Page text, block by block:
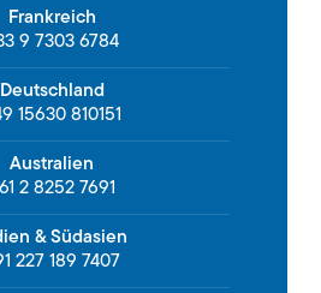
Frankreich
9 7303 6784
Deutschland
15630 810151
Australien
2 8252 7691
& Südasien
227 189 7407